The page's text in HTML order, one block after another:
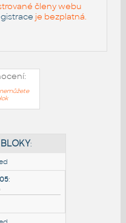
členy webu
je bezplatná.